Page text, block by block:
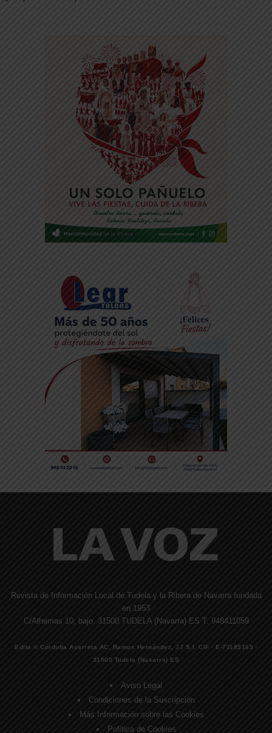
Revista de Información Local de Tudela y la Ribera de Navarra fundada
en 1953
C/Alhemas 10, bajo. 31500 TUDELA (Navarra) ES T. 948411059
Edita © Córdoba Acarreta AC, Ramos Hernández, JJ S.I. CIF · E-71185169 ·
31500 Tudela (Navarra) ES
Aviso Legal
Condiciones de la Suscripción
Más Información sobre las Cookies
Política de Cookies